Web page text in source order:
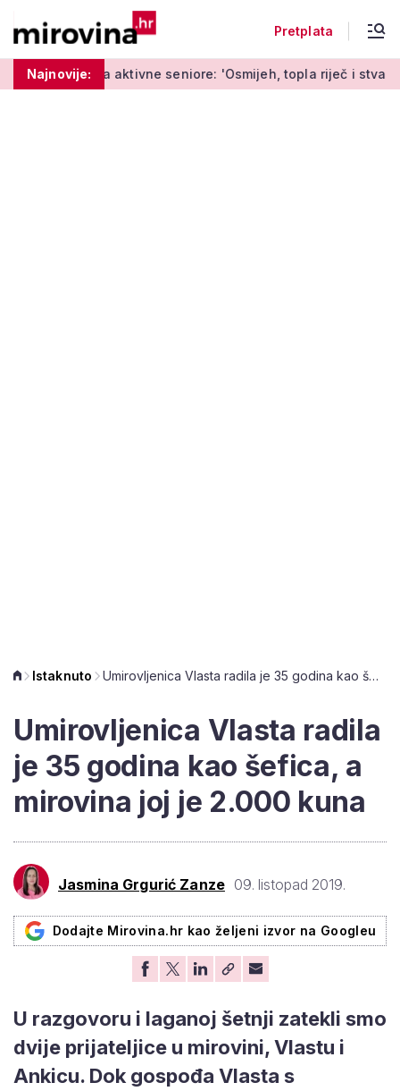
Pretplata
Najnovije:
seniore: 'Osmijeh, topla riječ i stvaranje novih
Istaknuto Umirovljenica Vlasta radila je 35 godina kao šefica, a mirovina joj je 2.000 kuna
Umirovljenica Vlasta radila
je 35 godina kao šefica, a
mirovina joj je 2.000 kuna
Jasmina Grgurić Zanze 09. listopad 2019.
Dodajte Mirovina.hr kao željeni izvor na Googleu
U razgovoru i laganoj šetnji zatekli smo
dvije prijateljice u mirovini, Vlastu i
Ankicu. Dok gospođa Vlasta s